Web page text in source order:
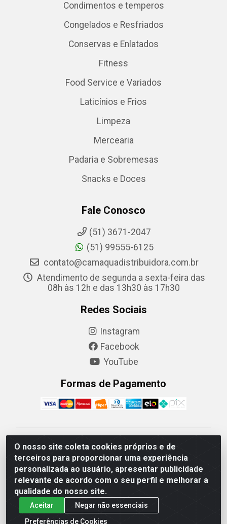
O nosso site coleta cookies próprios e de
terceiros para proporcionar uma experiência
personalizada ao usuário, apresentar publicidade
relevante de acordo com o seu perfil e melhorar a
qualidade do nosso site.
Aceitar
Negar não essenciais
Preferências de Cookies
Condimentos e temperos
Congelados e Resfriados
Conservas e Enlatados
Fitness
Food Service e Variados
Laticínios e Frios
Limpeza
Mercearia
Padaria e Sobremesas
Snacks e Doces
Fale Conosco
(51) 3671-2047
(51) 99555-6125
contato@camaquadistribuidora.com.br
Atendimento de segunda a sexta-feira das
08h às 12h e das 13h30 às 17h30
Redes Sociais
Instagram
Facebook
YouTube
Formas de Pagamento
Camaquã Distribuidora Ltda - Avenida Conego Luiz W
Hanquet, 1001 - Parque Residencial do Arroio Duro,
Camaquã/RS - CEP 96.789-102 - CNPJ
07.061.124/0001-26